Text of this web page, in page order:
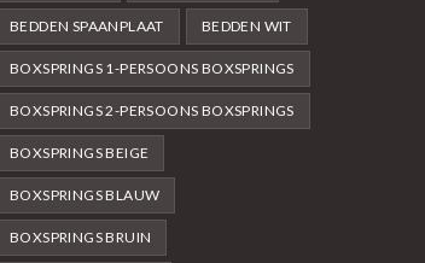
BEDDEN SPAANPLAAT BEDDEN WIT
BOXSPRINGS 1-PERSOONS BOXSPRINGS
BOXSPRINGS 2-PERSOONS BOXSPRINGS
BOXSPRINGS BEIGE
BOXSPRINGS BLAUW
BOXSPRINGS BRUIN